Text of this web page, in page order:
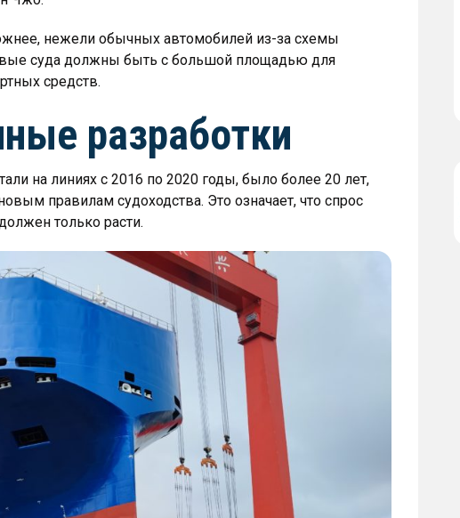
нежели обычных автомобилей из-за схемы
суда должны быть с большой площадью для
средств.
разработки
на линиях с 2016 по 2020 годы, было более 20 лет,
правилам судоходства. Это означает, что спрос
только расти.